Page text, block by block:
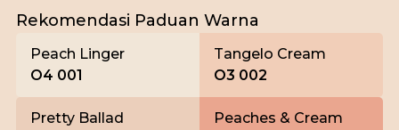
Rekomendasi Paduan Warna
Peach Linger
O4 001
Tangelo Cream
O3 002
Pretty Ballad
Peaches & Cream